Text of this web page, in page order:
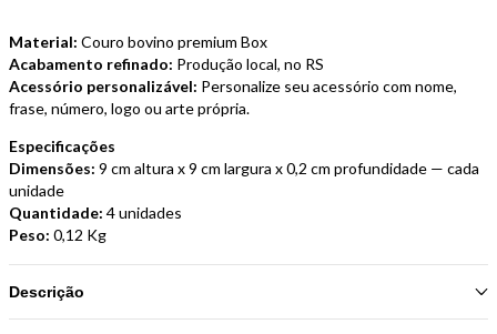
Material: Couro bovino premium Box
Acabamento refinado: Produção local, no RS
Acessório personalizável: Personalize seu acessório com nome,
frase, número, logo ou arte própria.
Especificações
Dimensões: 9 cm altura x 9 cm largura x 0,2 cm profundidade — cada
unidade
Quantidade: 4 unidades
Peso: 0,12 Kg
Descrição